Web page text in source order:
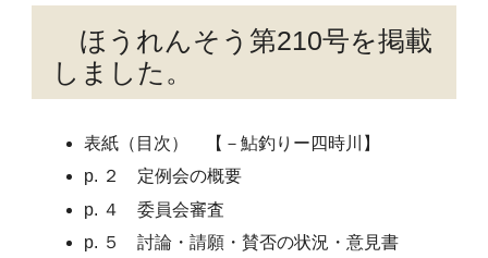
ほうれんそう第210号を掲載
しました。
表紙（目次） 【－鮎釣りー四時川】
p. ２ 定例会の概要
p. ４ 委員会審査
p. ５ 討論・請願・賛否の状況・意見書